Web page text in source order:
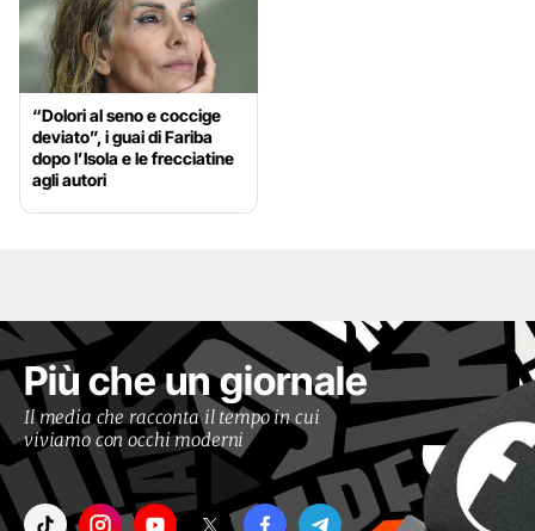
“Dolori al seno e coccige
deviato”, i guai di Fariba
dopo l’Isola e le frecciatine
agli autori
Più che un giornale
Il media che racconta il tempo in cui
viviamo con occhi moderni